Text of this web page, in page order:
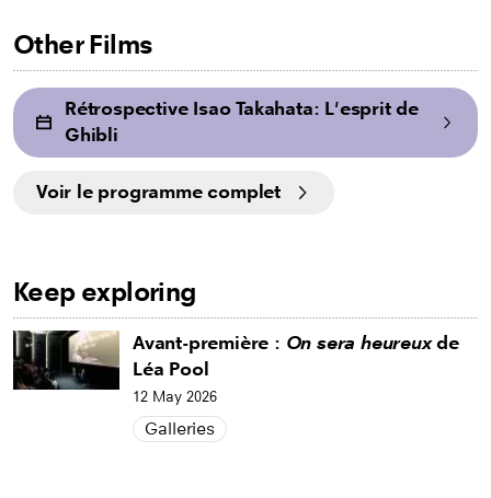
Other Films
Rétrospective Isao Takahata: L'esprit de
Ghibli
Voir le programme complet
Keep exploring
Avant-première : On sera heureuxde
Léa Pool
12 May 2026
Galleries